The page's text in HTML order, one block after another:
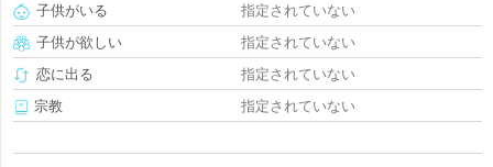
子供がいる
指定されていない
子供が欲しい
指定されていない
恋に出る
指定されていない
宗教
指定されていない